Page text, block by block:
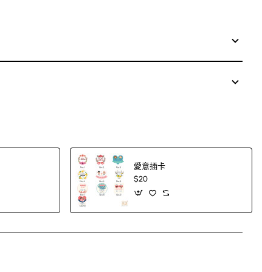
愛意插卡
$20